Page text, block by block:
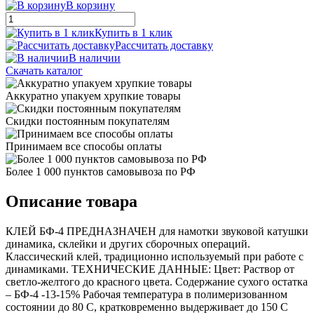
В корзину
Купить в 1 клик
Рассчитать доставку
В наличии
Скачать каталог
Аккуратно упакуем хрупкие товары
Скидки постоянным покупателям
Принимаем все способы оплаты
Более 1 000 пунктов самовывоза по РФ
Описание товара
КЛЕЙ БФ-4 ПРЕДНАЗНАЧЕН для намотки звуковой катушки
динамика, склейки и других сборочных операций.
Классический клей, традиционно используемый при работе с
динамиками. ТЕХНИЧЕСКИЕ ДАННЫЕ: Цвет: Раствор от
светло-желтого до красного цвета. Содержание сухого остатка
– БФ-4 -13-15% Рабочая температура в полимеризованном
состоянии до 80 С, кратковременно выдерживает до 150 С